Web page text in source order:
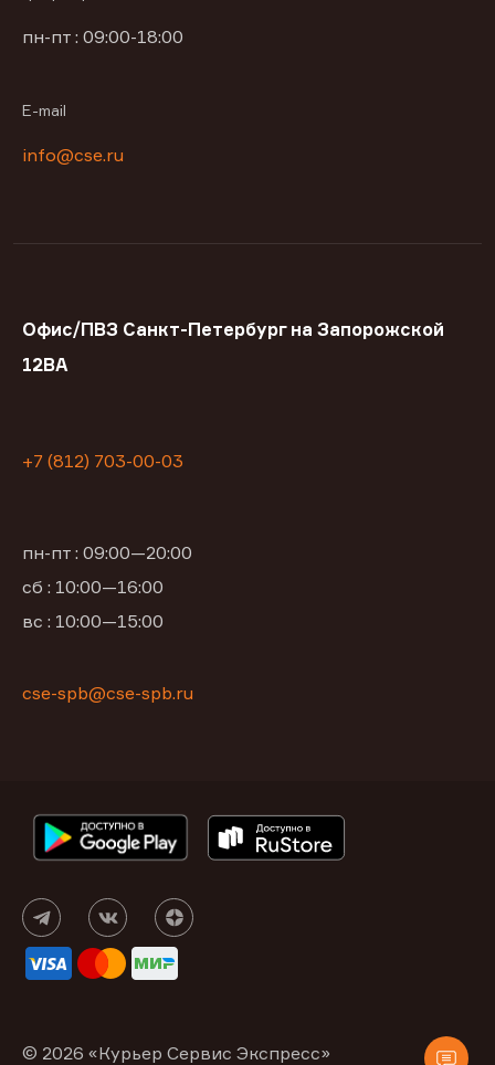
пн-пт : 09:00-18:00
E-mail
info@cse.ru
Офис/ПВЗ Санкт-Петербург на Запорожской
12ВА
+7 (812) 703-00-03
пн-пт : 09:00—20:00
сб : 10:00—16:00
вс : 10:00—15:00
cse-spb@cse-spb.ru
© 2026 «Курьер Сервис Экспресс»